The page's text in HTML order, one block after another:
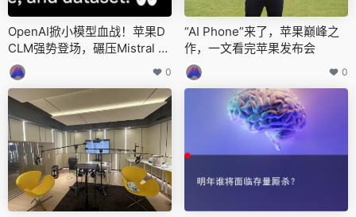
OpenAI掀小模型血战！苹果D
CLM强势登场，碾压Mistral 7
B全开源
0
“AI Phone”来了，苹果巅峰之
作，一文看完苹果发布会
0